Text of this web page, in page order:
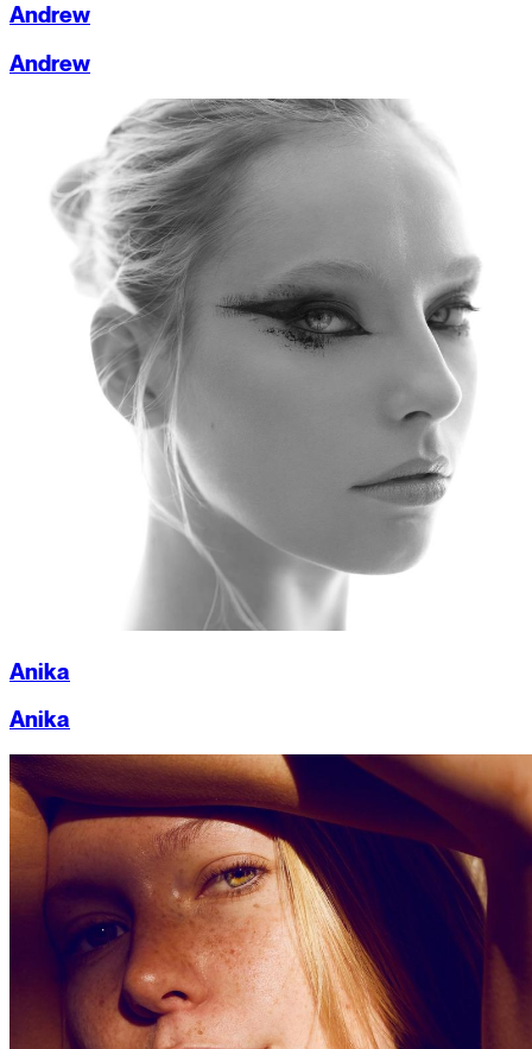
Andrew
Andrew
Anika
Anika